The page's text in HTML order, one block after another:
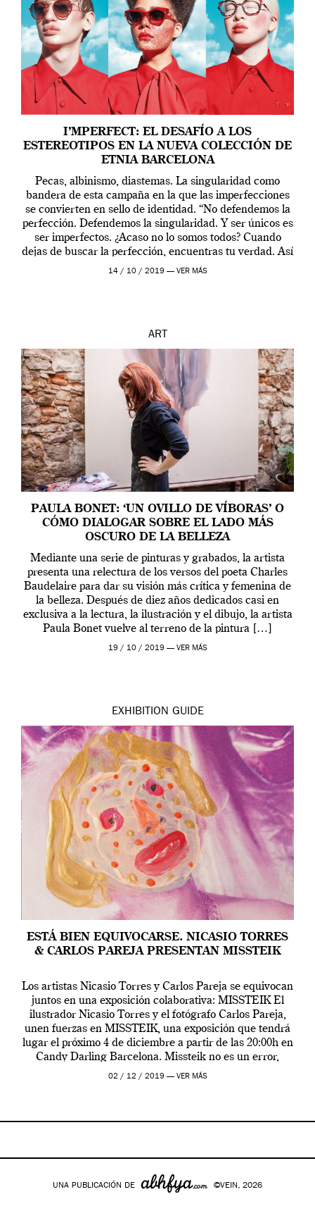
I’MPERFECT: EL DESAFÍO A LOS
ESTEREOTIPOS EN LA NUEVA COLECCIÓN DE
ETNIA BARCELONA
Pecas, albinismo, diastemas. La singularidad como
bandera de esta campaña en la que las imperfecciones
se convierten en sello de identidad. “No defendemos la
perfección. Defendemos la singularidad. Y ser únicos es
ser imperfectos. ¿Acaso no lo somos todos? Cuando
dejas de buscar la perfección, encuentras tu verdad. Así
que levanta la cabeza, mira al […]
14 / 10 / 2019 — VER MÁS
ART
PAULA BONET: ‘UN OVILLO DE VÍBORAS’ O
CÓMO DIALOGAR SOBRE EL LADO MÁS
OSCURO DE LA BELLEZA
Mediante una serie de pinturas y grabados, la artista
presenta una relectura de los versos del poeta Charles
Baudelaire para dar su visión más crítica y femenina de
la belleza. Después de diez años dedicados casi en
exclusiva a la lectura, la ilustración y el dibujo, la artista
Paula Bonet vuelve al terreno de la pintura […]
19 / 10 / 2019 — VER MÁS
EXHIBITION GUIDE
ESTÁ BIEN EQUIVOCARSE. NICASIO TORRES
& CARLOS PAREJA PRESENTAN MISSTEIK
Los artistas Nicasio Torres y Carlos Pareja se equivocan
juntos en una exposición colaborativa: MISSTEIK El
ilustrador Nicasio Torres y el fotógrafo Carlos Pareja,
unen fuerzas en MISSTEIK, una exposición que tendrá
lugar el próximo 4 de diciembre a partir de las 20:00h en
Candy Darling Barcelona. Missteik no es un error,
tampoco es que […]
02 / 12 / 2019 — VER MÁS
UNA PUBLICACIÓN DE ©VEIN, 2026